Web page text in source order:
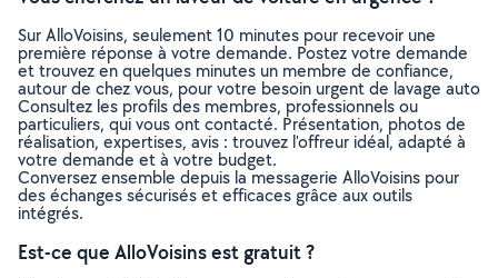
Sur AlloVoisins, seulement 10 minutes pour recevoir une
première réponse à votre demande. Postez votre demande
et trouvez en quelques minutes un membre de confiance,
autour de chez vous, pour votre besoin urgent de lavage auto
Consultez les profils des membres, professionnels ou
particuliers, qui vous ont contacté. Présentation, photos de
réalisation, expertises, avis : trouvez l'offreur idéal, adapté à
votre demande et à votre budget.
Conversez ensemble depuis la messagerie AlloVoisins pour
des échanges sécurisés et efficaces grâce aux outils
intégrés.
Est-ce que AlloVoisins est gratuit ?